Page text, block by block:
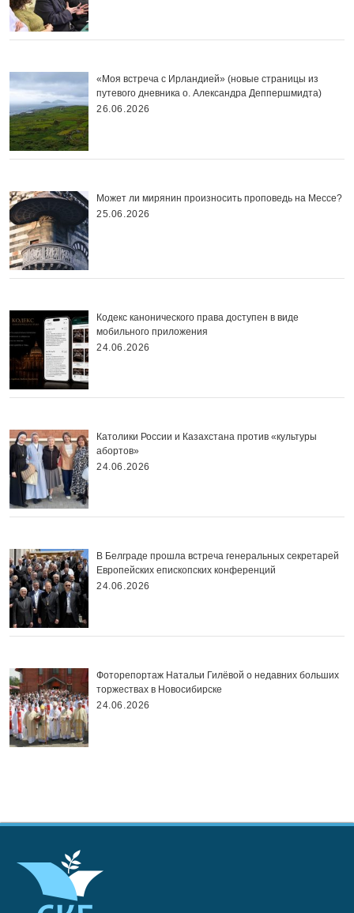
«Моя встреча с Ирландией» (новые страницы из
путевого дневника о. Александра Деппершмидта)
26.06.2026
Может ли мирянин произносить проповедь на Мессе?
25.06.2026
Кодекс канонического права доступен в виде
мобильного приложения
24.06.2026
Католики России и Казахстана против «культуры
абортов»
24.06.2026
В Белграде прошла встреча генеральных секретарей
Европейских епископских конференций
24.06.2026
Фоторепортаж Натальи Гилёвой о недавних больших
торжествах в Новосибирске
24.06.2026